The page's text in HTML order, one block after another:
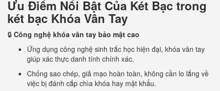
Ưu Điểm Nổi Bật Của Két Bạc trong
két bạc Khóa Vân Tay
🔒 Công nghệ khóa vân tay bảo mật cao
Ứng dụng công nghệ sinh trắc học hiện đại, khóa vân tay
giúp xác thực danh tính chính xác.
Chống sao chép, giả mạo hoàn toàn, không cần lo lắng về
việc bị đánh cắp chìa khóa hay mật khẩu.